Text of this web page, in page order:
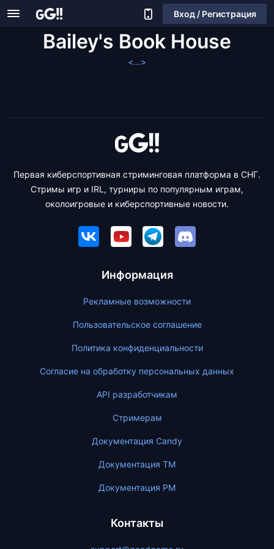
Вход / Регистрация
Bailey's Book House
<...>
Первая киберспортивная стриминговая платформа в СНГ.
Стримы игр и IRL, турниры по популярным играм,
околоигровые и киберспортивные новости.
Информация
Рекламные возможности
Пользовательское соглашение
Политика конфиденциальности
Согласие на обработку персональных данных
API разработчикам
Стримерам
Документация Candy
Документация ТМ
Документация PM
Контакты